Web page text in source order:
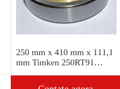
250 mm x 410 mm x 111,1
mm Timken 250RT91